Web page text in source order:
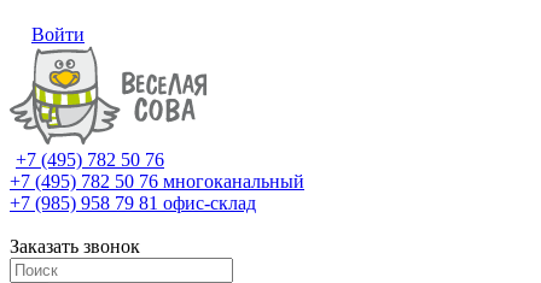
Войти
+7 (495) 782 50 76
+7 (495) 782 50 76 многоканальный
+7 (985) 958 79 81 офис-склад
Заказать звонок